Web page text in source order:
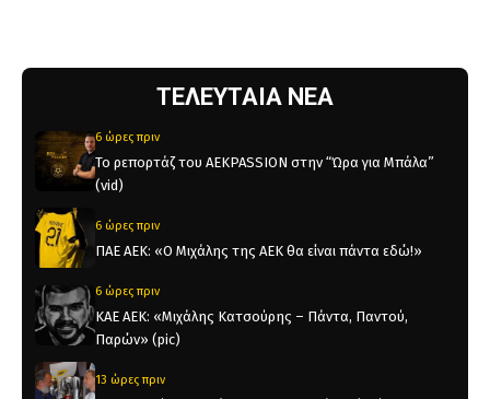
ΤΕΛΕΥΤΑΙΑ ΝΕΑ
6 ώρες πριν
Το ρεπορτάζ του AEKPASSION στην “Ώρα για Μπάλα”
(vid)
6 ώρες πριν
ΠΑΕ ΑΕΚ: «Ο Μιχάλης της ΑΕΚ θα είναι πάντα εδώ!»
6 ώρες πριν
KAE AEK: «Μιχάλης Κατσούρης – Πάντα, Παντού,
Παρών» (pic)
13 ώρες πριν